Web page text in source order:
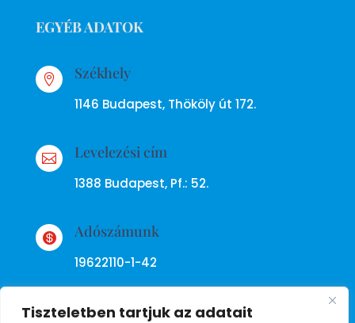
Tiszteletben tartjuk az adatait
EGYÉB ADATOK
 Székhely
1146 Budapest, Thököly út 172.
 Levelezési cím
1388 Budapest, Pf.: 52.
 Adószámunk
19622110-1-42